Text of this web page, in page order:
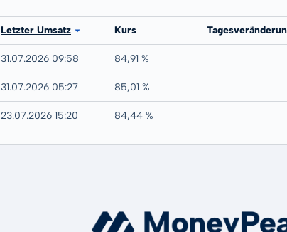
Letzter Umsatz Kurs
31.07.2026 09:58 84,91 %
31.07.2026 05:27 85,01 %
23.07.2026 15:20 84,44 %